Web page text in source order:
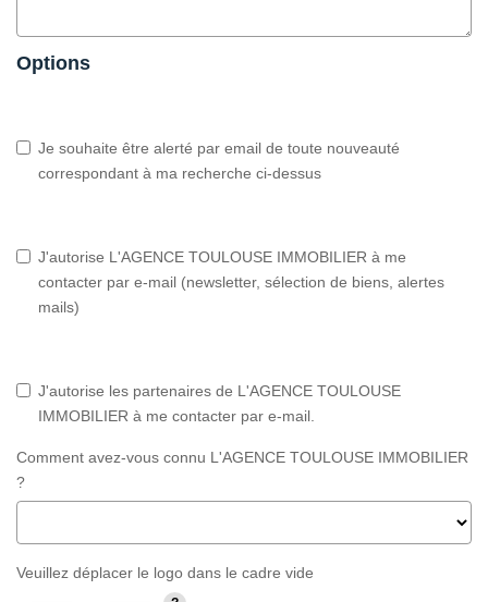
Options
Je souhaite être alerté par email de toute nouveauté
correspondant à ma recherche ci-dessus
J'autorise L'AGENCE TOULOUSE IMMOBILIER à me
contacter par e-mail (newsletter, sélection de biens, alertes
mails)
J'autorise les partenaires de L'AGENCE TOULOUSE
IMMOBILIER à me contacter par e-mail.
Comment avez-vous connu L'AGENCE TOULOUSE IMMOBILIER
?
Veuillez déplacer le logo dans le cadre vide